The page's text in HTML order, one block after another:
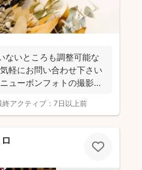
ないところも調整可能な
軽にお問い合わせ下さい
ューボンフォトの撮影致
終アクティブ： 7日以上前